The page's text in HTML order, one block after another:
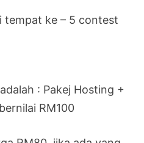
tempat ke – 5 contest
: Pakej Hosting +
RM100